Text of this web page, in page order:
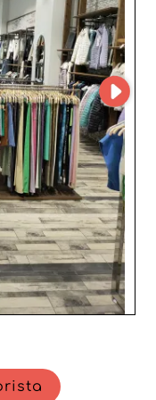
cercano y una
disfrutan de una
la calidad y una
con estilo, y ofrece
elegante y